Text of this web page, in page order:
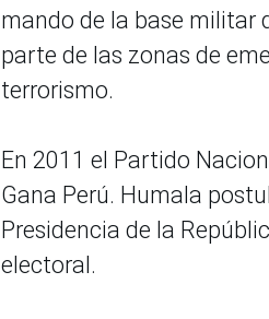
mando de la base militar
parte de las zonas de
terrorismo.
En 2011 el Partido
Gana Perú. Humala
Presidencia de la
electoral.